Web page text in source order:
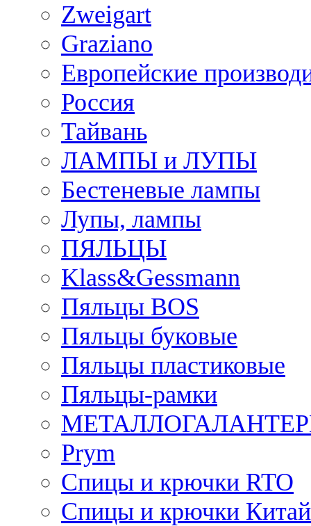
Zweigart
Graziano
Европейские
Россия
Тайвань
ЛАМПЫ и ЛУПЫ
Бестеневые лампы
Лупы, лампы
ПЯЛЬЦЫ
Klass&Gessmann
Пяльцы BOS
Пяльцы буковые
Пяльцы пластиковые
Пяльцы-рамки
Prym
Спицы и крючки RTO
Спицы и крючки Китай